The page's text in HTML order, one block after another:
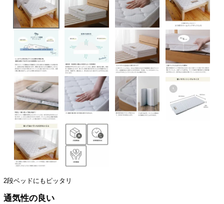
2段ベッドにもピッタリ
通気性の良い